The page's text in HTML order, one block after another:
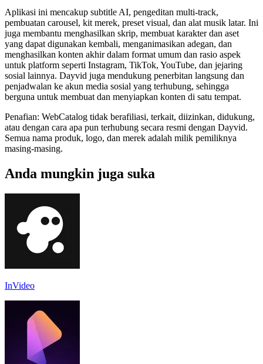
Aplikasi ini mencakup subtitle AI, pengeditan multi-track,
pembuatan carousel, kit merek, preset visual, dan alat musik latar. Ini
juga membantu menghasilkan skrip, membuat karakter dan aset
yang dapat digunakan kembali, menganimasikan adegan, dan
menghasilkan konten akhir dalam format umum dan rasio aspek
untuk platform seperti Instagram, TikTok, YouTube, dan jejaring
sosial lainnya. Dayvid juga mendukung penerbitan langsung dan
penjadwalan ke akun media sosial yang terhubung, sehingga
berguna untuk membuat dan menyiapkan konten di satu tempat.
Penafian: WebCatalog tidak berafiliasi, terkait, diizinkan, didukung,
atau dengan cara apa pun terhubung secara resmi dengan Dayvid.
Semua nama produk, logo, dan merek adalah milik pemiliknya
masing-masing.
Anda mungkin juga suka
InVideo